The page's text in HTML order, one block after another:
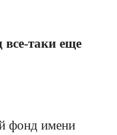
все-таки еще
фонд имени